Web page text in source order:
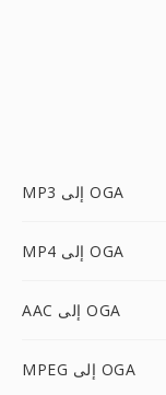
MP3 إلى OGA
MP4 إلى OGA
AAC إلى OGA
MPEG إلى OGA